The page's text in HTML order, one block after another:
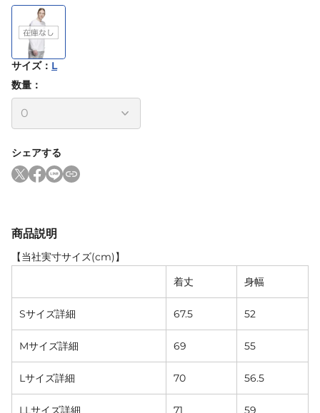
サイズ： L
数量：
シェアする
商品説明
【当社実寸サイズ(cm)】
着丈
身幅
Sサイズ詳細 67.5 52
Mサイズ詳細 69 55
Lサイズ詳細 70 56.5
LLサイズ詳細 71 59